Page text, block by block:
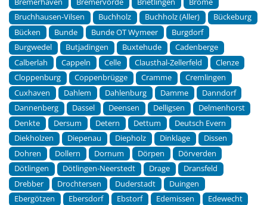
Bruchhausen-Vilsen
Buchholz Buchholz (Aller)
Bückeburg
Bücken
Bunde Bunde OT Wymeer
Burgdorf
Burgwedel
Butjadingen Buxtehude
Cadenberge
Calberlah
Cappeln Celle Clausthal-Zellerfeld
Clenze
Cloppenburg
Coppenbrügge Cramme
Cremlingen
Cuxhaven
Dahlem Dahlenburg Damme
Danndorf
Dannenberg
Dassel Deensen Delligsen
Delmenhorst
Denkte
Dersum Detern Dettum
Deutsch Evern
Diekholzen
Diepenau Diepholz Dinklage
Dissen
Dohren
Dollern Dornum Dörpen
Dörverden
Dötlingen
Dötlingen-Neerstedt Drage
Dransfeld
Drebber
Drochtersen Duderstadt
Duingen
Ebergötzen
Ebersdorf Ebstorf Edemissen Edewecht